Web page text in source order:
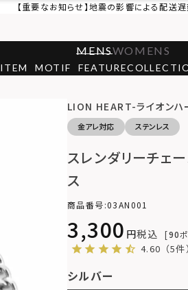
【重要なお知らせ】地震の影響による配送
MENSWOMENS
ITEM MOTIF FEATURE
LION HEART-ライオンハ
金アレ対応 ステンレス
スレンダリーチェ
ス
商品番号 03AN001
3,300 税込 90
4.60 （5件）
シルバー